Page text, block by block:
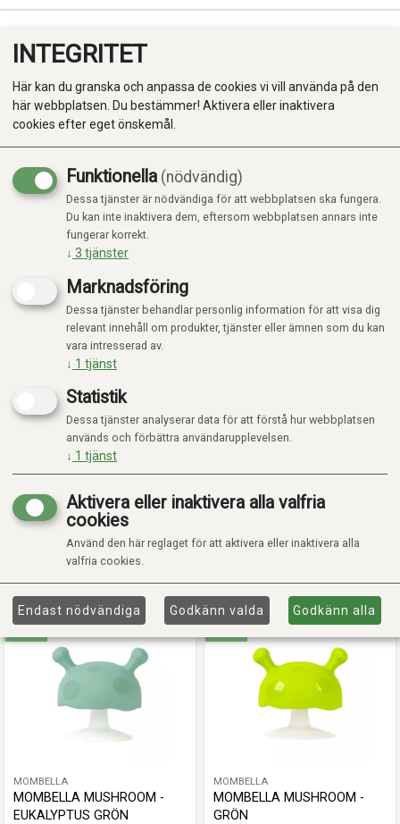
Produkter
Kategorier
Visar 64 produkter
MOMBELLA
MOMBELLA MUSHROOM -
LJUS BRUN
Kr 159,00
På lager
Lägg i varukorgen
Fokus
MOMBELLA
MOMBELLA MUSHROOM -
CURRY
Kr 159,00
Lägg i varukorgen
MOMBELLA
MOMBELLA MUSHROOM -
EUKALYPTUS GRÖN
MOMBELLA
MOMBELLA MUSHROOM -
GRÖN
INTEGRITET
Här kan du granska och anpassa de cookies vi vill använda på den
här webbplatsen. Du bestämmer! Aktivera eller inaktivera
cookies efter eget önskemål.
Funktionella (nödvändig)
Dessa tjänster är nödvändiga för att webbplatsen ska fungera.
Du kan inte inaktivera dem, eftersom webbplatsen annars inte
fungerar korrekt.
↓ 3 tjänster
Marknadsföring
Dessa tjänster behandlar personlig information för att visa dig
relevant innehåll om produkter, tjänster eller ämnen som du kan
vara intresserad av.
↓ 1 tjänst
Statistik
Dessa tjänster analyserar data för att förstå hur webbplatsen
används och förbättra användarupplevelsen.
↓ 1 tjänst
Aktivera eller inaktivera alla valfria
cookies
Använd den här reglaget för att aktivera eller inaktivera alla
valfria cookies.
Endast nödvändiga Godkänn valda Godkänn alla